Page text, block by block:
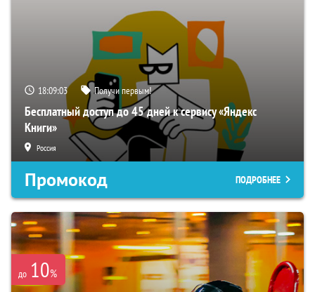
18:09:02 Получи первым!
Бесплатный доступ до 45 дней к сервису «Яндекс
Книги»
Россия
Промокод ПОДРОБНЕЕ
до 10%